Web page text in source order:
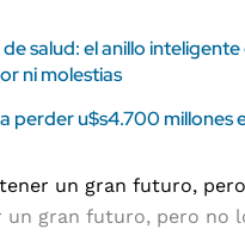
salud: el anillo
ni molestias
perder u$s4.700 millones
un gran futuro, pero no